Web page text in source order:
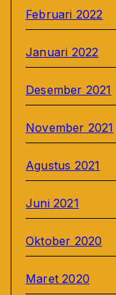
Februari 2022
Januari 2022
Desember 2021
November 2021
Agustus 2021
Juni 2021
Oktober 2020
Maret 2020